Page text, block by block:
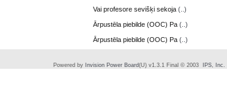
Vai profesore sevišķi sekoja (..)
Ārpustēla piebilde (OOC) Pa (..)
Ārpustēla piebilde (OOC) Pa (..)
Powered by Invision Power Board(U) v1.3.1 Final © 2003 IPS, Inc.